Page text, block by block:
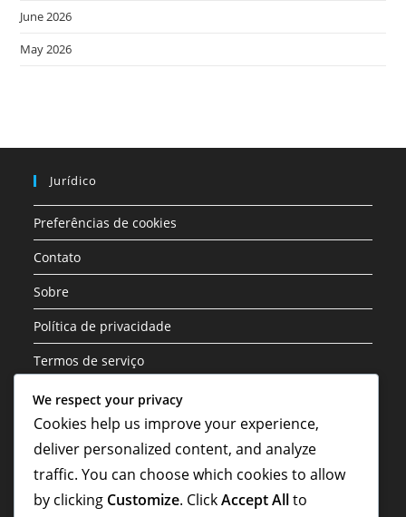
June 2026
May 2026
Jurídico
Preferências de cookies
Contato
Sobre
Política de privacidade
Termos de serviço
Categorias
Análise Tática da Formação 3-1-4-2
We respect your privacy
Cookies help us improve your experience,
deliver personalized content, and analyze
traffic. You can choose which cookies to allow
by clicking Customize. ClickAccept Allto